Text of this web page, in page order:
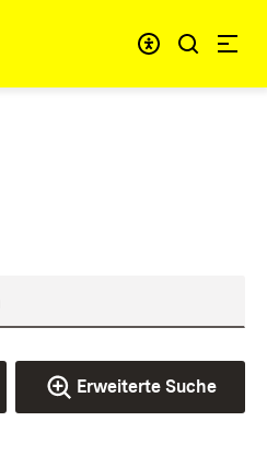
Erweiterte Suche